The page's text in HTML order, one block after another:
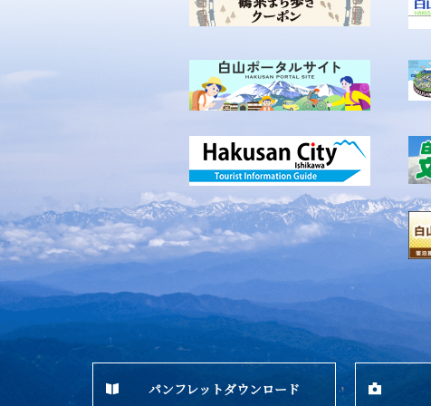
パンフレットダウンロード